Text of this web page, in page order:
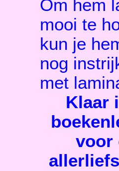
Om hem
mooi te
kun je
nog
met
Klaar
voor